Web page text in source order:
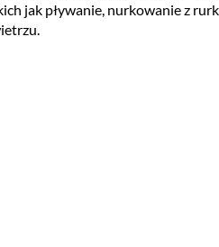
jak pływanie, nurkowanie z